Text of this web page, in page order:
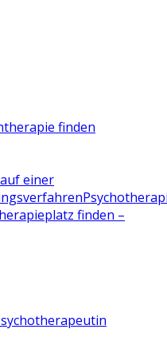
finden
einer
finden –